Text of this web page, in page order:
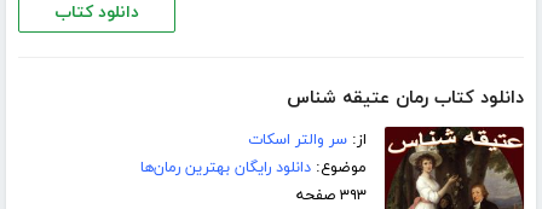
دانلود کتاب
دانلود کتاب رمان عتیقه شناس
از:سر والتر اسکات
موضوع:دانلود رایگان بهترین رمان‌ها
۳۹۳ صفحه